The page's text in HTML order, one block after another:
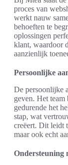
proces van
werkt nauw
behoeften te
oplossingen
klant, waardoor
aanzienlijk
Persoonlijke
De persoonlijke
geven. Het
gedurende het
stap, wat
creëert. Dit leidt
maar ook echt
Ondersteuning